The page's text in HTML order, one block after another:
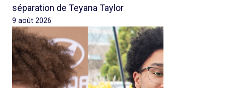
séparation de Teyana Taylor
9 août 2026